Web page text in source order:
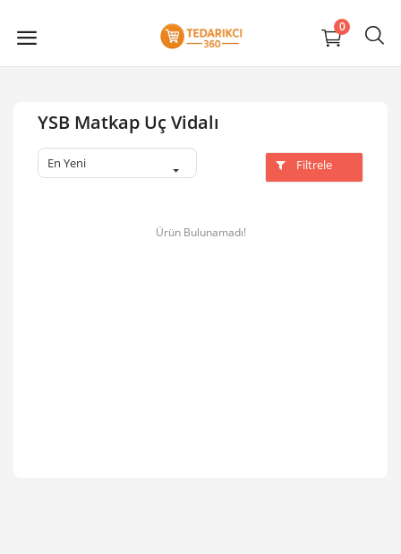
0
YSB Matkap Uç Vidalı
En Yeni Filtrele
Ürün Bulunamadı!